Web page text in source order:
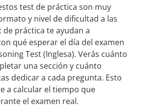
test de práctica son muy
y nivel de dificultad a las
de práctica te ayudan a
qué esperar el día del examen
Test (Inglesa). Verás cuánto
una sección y cuánto
dedicar a cada pregunta. Esto
a calcular el tiempo que
el examen real.